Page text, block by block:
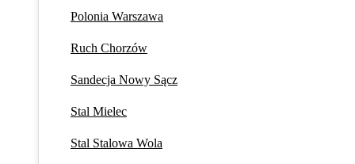
Polonia Warszawa
Ruch Chorzów
Sandecja Nowy Sącz
Stal Mielec
Stal Stalowa Wola